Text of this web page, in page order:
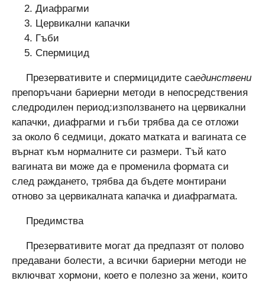
Диафрагми
Цервикални капачки
Гъби
Спермицид
Презервативите и спермицидите саединствени
препоръчани бариерни методи в непосредствения
следродилен период:използването на цервикални
капачки, диафрагми и гъби трябва да се отложи
за около 6 седмици, докато матката и вагината се
върнат към нормалните си размери. Тъй като
вагината ви може да е променила формата си
след раждането, трябва да бъдете монтирани
отново за цервикалната капачка и диафрагмата.
Предимства
Презервативите могат да предпазят от полово
предавани болести, а всички бариерни методи не
включват хормони, което е полезно за жени, които